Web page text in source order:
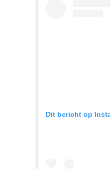
Dit bericht op